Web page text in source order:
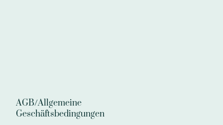
AGB/Allgemeine
Geschäftsbedingungen